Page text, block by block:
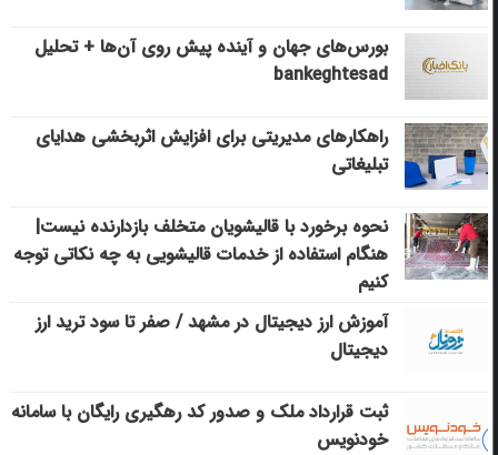
بورس‌های جهان و آینده پیش روی آن‌ها + تحلیل
bankeghtesad
راهکارهای مدیریتی برای افزایش اثربخشی هدایای
تبلیغاتی
نحوه برخورد با قالیشویان متخلف بازدارنده نیست|
هنگام استفاده از خدمات قالیشویی به چه نکاتی توجه
کنیم
آموزش ارز دیجیتال در مشهد / صفر تا سود ترید ارز
دیجیتال
ثبت قرارداد ملک و صدور کد رهگیری رایگان با سامانه
خودنویس